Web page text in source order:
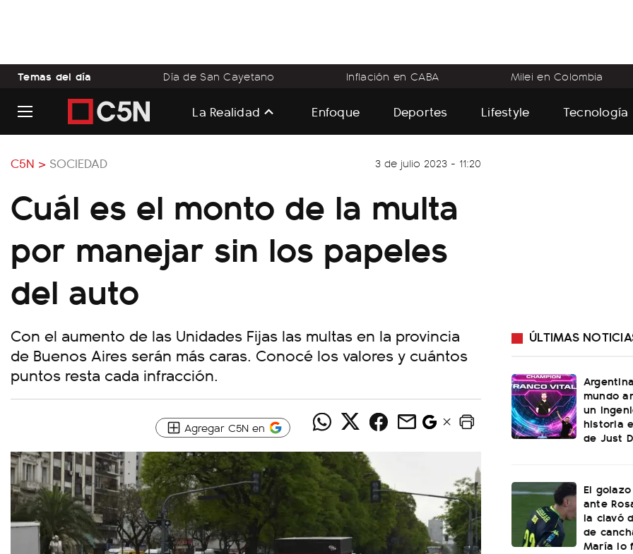
Temas del día Día de San Cayetano Inflación en CABA Milei en Colombia
La Realidad Enfoque Deportes Lifestyle Tecnología
C5N > SOCIEDAD 3 de julio 2023 - 11:20
Cuál es el monto de la multa
por manejar sin los papeles
del auto
Con el aumento de las Unidades Fijas las multas en la provincia
de Buenos Aires serán más caras. Conocé los valores y cuántos
puntos resta cada infracción.
Agregar C5N en
ÚLTIMAS
mundo
un
historia
de Just
El
ante
la clavó
de
María lo